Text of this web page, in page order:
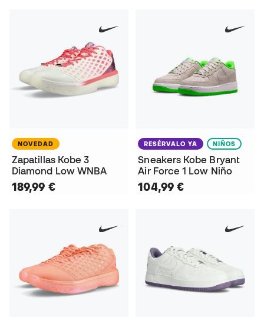
NOVEDAD
Zapatillas Kobe 3
Diamond Low WNBA
189,99 €
RESÉRVALO YA NIÑOS
Sneakers Kobe Bryant
Air Force 1 Low Niño
104,99 €